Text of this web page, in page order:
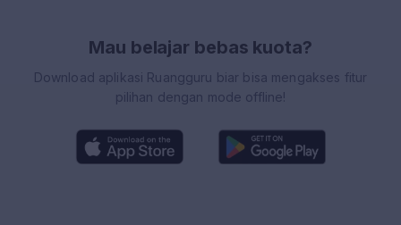
Mau belajar bebas kuota?
Download aplikasi Ruangguru biar bisa mengakses fitur
pilihan dengan mode offline!